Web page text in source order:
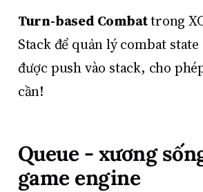
Turn-based Combattrong
Stack để quản lý combat
được push vào stack, cho
cần!
Queue - xương
game engine